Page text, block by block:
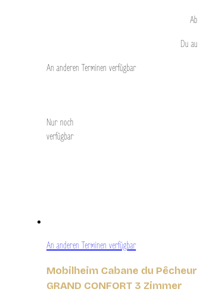
Ab
Duau
An anderen Terminen verfügbar
Nur noch
verfügbar
An anderen Terminen verfügbar
Mobilheim Cabane du Pêcheur
GRAND CONFORT 3 Zimmer